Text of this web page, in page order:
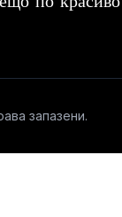
запазени.